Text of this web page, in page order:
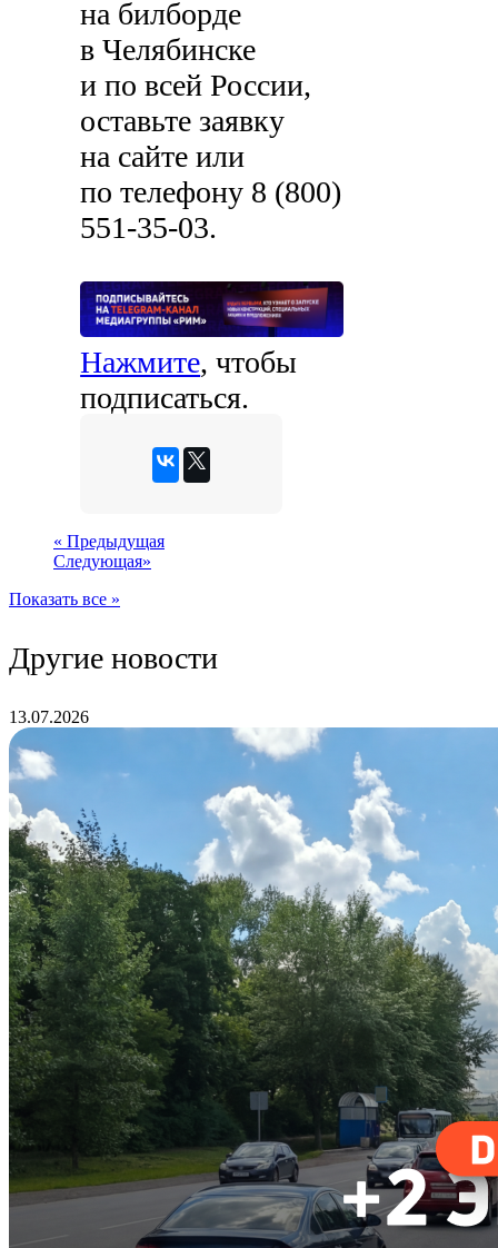
на билборде
в Челябинске
и по всей России,
оставьте заявку
на сайте или
по телефону 8 (800)
551-35-03.
Нажмите, чтобы
подписаться.
« Предыдущая
Следующая»
Показать все »
Другие новости
13.07.2026